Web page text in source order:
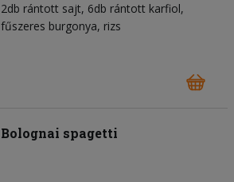
2db rántott sajt, 6db rántott karfiol,
fűszeres burgonya, rizs
Bolognai spagetti